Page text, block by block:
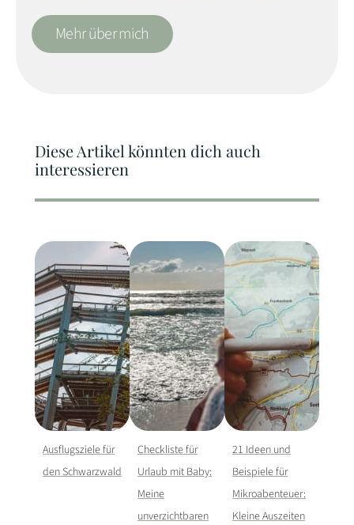
Mehr über mich
Diese Artikel könnten dich auch
interessieren
Ausflugsziele für
den Schwarzwald
Checkliste für
Urlaub mit Baby:
Meine
unverzichtbaren
21 Ideen und
Beispiele für
Mikroabenteuer:
Kleine Auszeiten